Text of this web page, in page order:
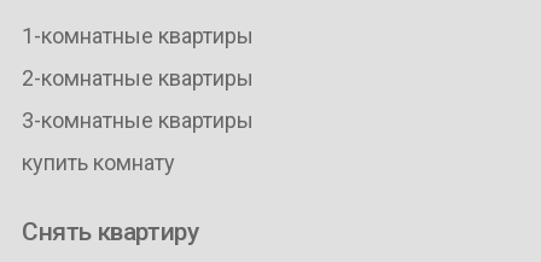
1-комнатные квартиры
2-комнатные квартиры
3-комнатные квартиры
купить комнату
Снять квартиру